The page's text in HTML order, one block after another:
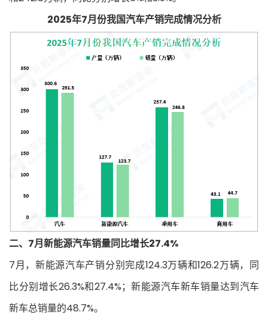
2025年7月份我国汽车产销完成情况分析
二、7月新能源汽车销量同比增长27.4%
7月，新能源汽车产销分别完成124.3万辆和126.2万辆，同
比分别增长26.3%和27.4%；新能源汽车新车销量达到汽车
新车总销量的48.7%。